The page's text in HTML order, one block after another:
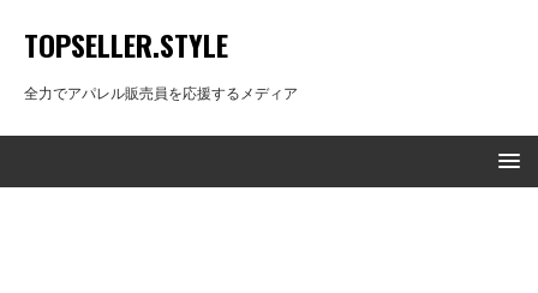
TOPSELLER.STYLE
全力でアパレル販売員を応援するメディア